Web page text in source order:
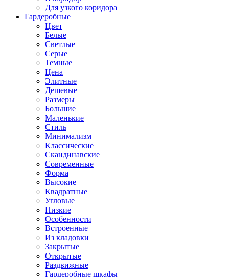
Для узкого коридора
Гардеробные
Цвет
Белые
Светлые
Серые
Темные
Цена
Элитные
Дешевые
Размеры
Большие
Маленькие
Стиль
Минимализм
Классические
Скандинавские
Современные
Форма
Высокие
Квадратные
Угловые
Низкие
Особенности
Встроенные
Из кладовки
Закрытые
Открытые
Раздвижные
Гардеробные шкафы